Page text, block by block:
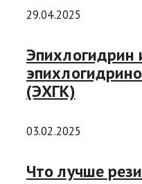
29.04.2025
Эпихлогидрин
(ЭХГК)
03.02.2025
Что лучше